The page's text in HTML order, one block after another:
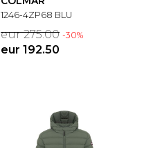
1246-4ZP68 BLU
eur 275.00 -30%
eur 192.50